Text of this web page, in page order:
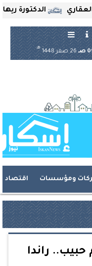
الدكتورة ريهام
26 صفر 1448
هـ
ومؤسسات اقتصاد
راندا